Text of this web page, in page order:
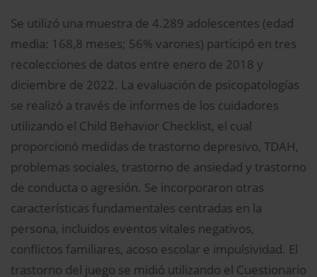
Se utilizó una muestra de 4.289 adolescentes (edad
media: 168,8 meses; 56% varones) participó en tres
recolecciones de datos entre enero de 2018 y
diciembre de 2022. La evaluación de psicopatologías
se realizó a través de informes de los cuidadores
utilizando el Child Behavior Checklist, el cual
proporcionó medidas de trastorno depresivo, TDAH,
problemas sociales, trastorno de ansiedad y trastorno
de conducta o agresión. Se incorporaron otras
características fundamentales centradas en la
persona, incluidos eventos vitales negativos,
conflictos familiares, acoso escolar e impulsividad. El
trastorno del juego se midió utilizando el Cuestionario